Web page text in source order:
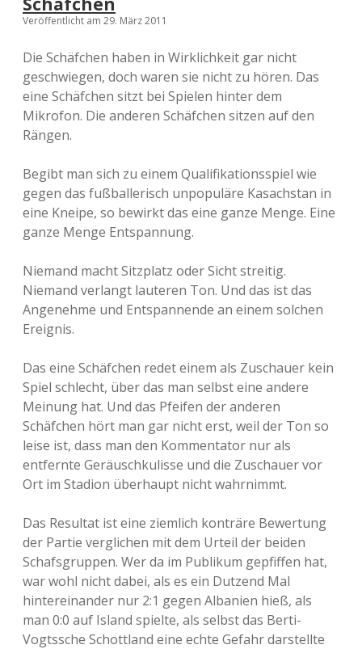
r
P
g
n
o
s
e
r
E
M
-
Q
a
l
i
g
p
e
n
Veröffentlicht am 29. März 2011
Die Schäfchen haben in Wirklichkeit gar nicht
geschwiegen, doch waren sie nicht zu hören. Das
eine Schäfchen sitzt bei Spielen hinter dem
Mikrofon. Die anderen Schäfchen sitzen auf den
Rängen.
Begibt man sich zu einem Qualifikationsspiel wie
gegen das fußballerisch unpopuläre Kasachstan in
eine Kneipe, so bewirkt das eine ganze Menge. Eine
ganze Menge Entspannung.
Niemand macht Sitzplatz oder Sicht streitig.
Niemand verlangt lauteren Ton. Und das ist das
Angenehme und Entspannende an einem solchen
Ereignis.
Das eine Schäfchen redet einem als Zuschauer kein
Spiel schlecht, über das man selbst eine andere
Meinung hat. Und das Pfeifen der anderen
Schäfchen hört man gar nicht erst, weil der Ton so
leise ist, dass man den Kommentator nur als
entfernte Geräuschkulisse und die Zuschauer vor
Ort im Stadion überhaupt nicht wahrnimmt.
Das Resultat ist eine ziemlich konträre Bewertung
der Partie verglichen mit dem Urteil der beiden
Schafsgruppen. Wer da im Publikum gepfiffen hat,
war wohl nicht dabei, als es ein Dutzend Mal
hintereinander nur 2:1 gegen Albanien hieß, als
man 0:0 auf Island spielte, als selbst das Berti-
Vogtssche Schottland eine echte Gefahr darstellte